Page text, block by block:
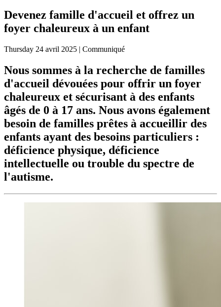
Devenez famille d'accueil et offrez un
foyer chaleureux à un enfant
Thursday 24 avril 2025 | Communiqué
Nous sommes à la recherche de familles
d'accueil dévouées pour offrir un foyer
chaleureux et sécurisant à des enfants
âgés de 0 à 17 ans. Nous avons également
besoin de familles prêtes à accueillir des
enfants ayant des besoins particuliers :
déficience physique, déficience
intellectuelle ou trouble du spectre de
l'autisme.